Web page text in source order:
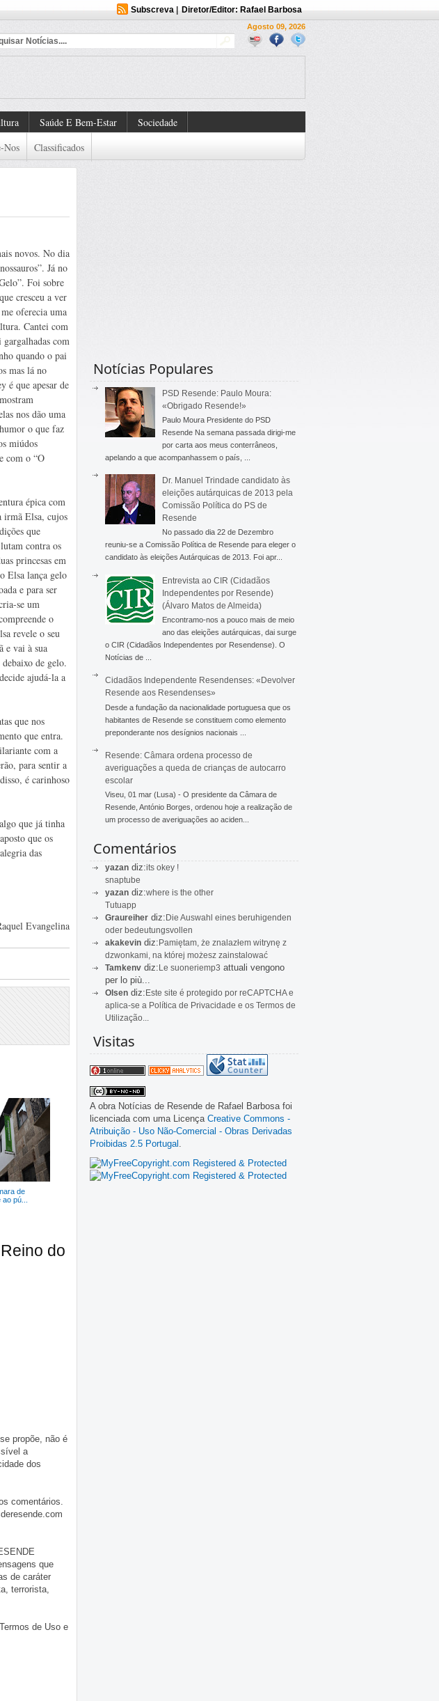
Subscreva| Diretor/Editor: Rafael Barbosa
Agosto 09, 2026
Saúde E Bem-Estar
Sociedade
Nos Classificados
novos. No dia
Já no
Foi sobre
cresceu a ver
oferecia uma
Cantei com
gargalhadas com
quando o pai
mas lá no
é que apesar de
nos dão uma
o que faz
miúdos
com o “O
épica com
irmã Elsa, cujos
que
contra os
princesas em
Elsa lança gelo
e para ser
se um
o
revele o seu
e vai à sua
de gelo.
ajudá-la a
que nos
que entra.
com a
para sentir a
é carinhoso
que já tinha
que os
das
Evangelina
de
pú...
do
propõe, não é
a
dos
comentários.
que
de caráter
terrorista,
de Uso e
Notícias Populares
PSD Resende: Paulo Moura:
«Obrigado Resende!»
Paulo Moura Presidente do PSD
Resende Na semana passada dirigi-me
por carta aos meus conterrâneos,
apelando a que acompanhassem o país, ...
Dr. Manuel Trindade candidato às
eleições autárquicas de 2013 pela
Comissão Política do PS de
Resende
No passado dia 22 de Dezembro
reuniu-se a Comissão Política de Resende para eleger o
candidato às eleições Autárquicas de 2013. Foi apr...
Entrevista ao CIR (Cidadãos
Independentes por Resende)
(Álvaro Matos de Almeida)
Encontramo-nos a pouco mais de meio
ano das eleições autárquicas, dai surge
o CIR (Cidadãos Independentes por Resendense). O
Notícias de ...
Cidadãos Independente Resendenses: «Devolver
Resende aos Resendenses»
Desde a fundação da nacionalidade portuguesa que os
habitantes de Resende se constituem como elemento
preponderante nos desígnios nacionais ...
Resende: Câmara ordena processo de
averiguações a queda de crianças de autocarro
escolar
Viseu, 01 mar (Lusa) - O presidente da Câmara de
Resende, António Borges, ordenou hoje a realização de
um processo de averiguações ao aciden...
Comentários
yazan diz:its okey !
snaptube
yazan diz:where is the other
Tutuapp
Graureiher diz:Die Auswahl eines beruhigenden
oder bedeutungsvollen
akakevin diz:Pamiętam, że znalazłem witrynę z
dzwonkami, na której możesz zainstalować
Tamkenv diz:Le suoneriemp3 attuali vengono
per lo più...
Olsen diz:Este site é protegido por reCAPTCHA e
aplica-se a Política de Privacidade e os Termos de
Utilização...
Visitas
A obra Notícias de Resende de Rafael Barbosa foi
licenciada com uma Licença Creative Commons -
Atribuição - Uso Não-Comercial - Obras Derivadas
Proibidas 2.5 Portugal